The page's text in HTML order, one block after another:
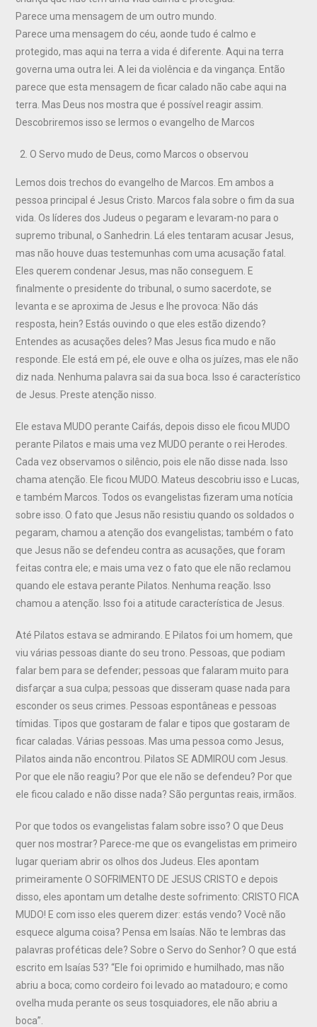
Parece uma mensagem de um outro mundo.
Parece uma mensagem do céu, aonde tudo é calmo e
protegido, mas aqui na terra a vida é diferente. Aqui na terra
governa uma outra lei. A lei da violência e da vingança. Então
parece que esta mensagem de ficar calado não cabe aqui na
terra. Mas Deus nos mostra que é possível reagir assim.
Descobriremos isso se lermos o evangelho de Marcos
O Servo mudo de Deus, como Marcos o observou
Lemos dois trechos do evangelho de Marcos. Em ambos a
pessoa principal é Jesus Cristo. Marcos fala sobre o fim da sua
vida. Os líderes dos Judeus o pegaram e levaram-no para o
supremo tribunal, o Sanhedrin. Lá eles tentaram acusar Jesus,
mas não houve duas testemunhas com uma acusação fatal.
Eles querem condenar Jesus, mas não conseguem. E
finalmente o presidente do tribunal, o sumo sacerdote, se
levanta e se aproxima de Jesus e lhe provoca: Não dás
resposta, hein? Estás ouvindo o que eles estão dizendo?
Entendes as acusações deles? Mas Jesus fica mudo e não
responde. Ele está em pé, ele ouve e olha os juízes, mas ele não
diz nada. Nenhuma palavra sai da sua boca. Isso é característico
de Jesus. Preste atenção nisso.
Ele estava MUDO perante Caifás, depois disso ele ficou MUDO
perante Pilatos e mais uma vez MUDO perante o rei Herodes.
Cada vez observamos o silêncio, pois ele não disse nada. Isso
chama atenção. Ele ficou MUDO. Mateus descobriu isso e Lucas,
e também Marcos. Todos os evangelistas fizeram uma notícia
sobre isso. O fato que Jesus não resistiu quando os soldados o
pegaram, chamou a atenção dos evangelistas; também o fato
que Jesus não se defendeu contra as acusações, que foram
feitas contra ele; e mais uma vez o fato que ele não reclamou
quando ele estava perante Pilatos. Nenhuma reação. Isso
chamou a atenção. Isso foi a atitude característica de Jesus.
Até Pilatos estava se admirando. E Pilatos foi um homem, que
viu várias pessoas diante do seu trono. Pessoas, que podiam
falar bem para se defender; pessoas que falaram muito para
disfarçar a sua culpa; pessoas que disseram quase nada para
esconder os seus crimes. Pessoas espontâneas e pessoas
tímidas. Tipos que gostaram de falar e tipos que gostaram de
ficar caladas. Várias pessoas. Mas uma pessoa como Jesus,
Pilatos ainda não encontrou. Pilatos SE ADMIROU com Jesus.
Por que ele não reagiu? Por que ele não se defendeu? Por que
ele ficou calado e não disse nada? São perguntas reais, irmãos.
Por que todos os evangelistas falam sobre isso? O que Deus
quer nos mostrar? Parece-me que os evangelistas em primeiro
lugar queriam abrir os olhos dos Judeus. Eles apontam
primeiramente O SOFRIMENTO DE JESUS CRISTO e depois
disso, eles apontam um detalhe deste sofrimento: CRISTO FICA
MUDO! E com isso eles querem dizer: estás vendo? Você não
esquece alguma coisa? Pensa em Isaías. Não te lembras das
palavras proféticas dele? Sobre o Servo do Senhor? O que está
escrito em Isaías 53? “Ele foi oprimido e humilhado, mas não
abriu a boca; como cordeiro foi levado ao matadouro; e como
ovelha muda perante os seus tosquiadores, ele não abriu a
boca”.